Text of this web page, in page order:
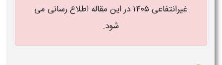
غیرانتفاعی ۱۴۰۵​​ در این مقاله اطلاع رسانی می
شود.